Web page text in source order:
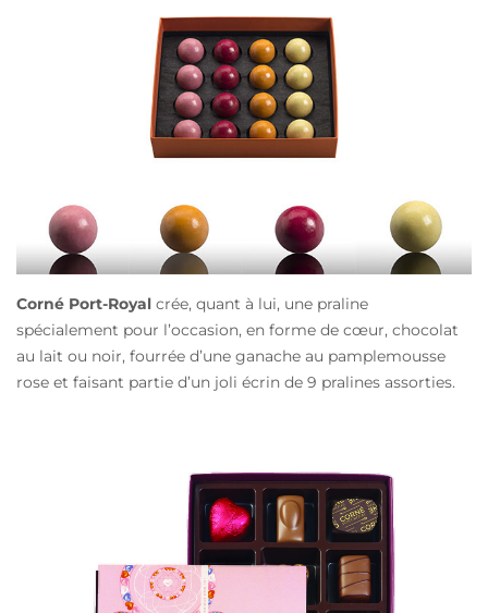
Corné Port-Royal crée, quant à lui, une praline
spécialement pour l’occasion, en forme de cœur, chocolat
au lait ou noir, fourrée d’une ganache au pamplemousse
rose et faisant partie d’un joli écrin de 9 pralines assorties.